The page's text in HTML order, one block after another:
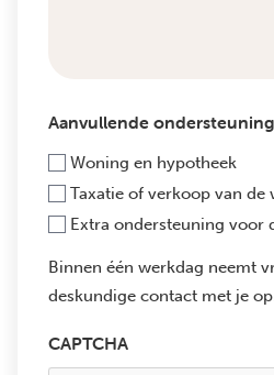
Aanvullende
Woning en hypotheek
Taxatie of verkoop van de
Extra ondersteuning voor
Binnen één werkdag neemt
deskundige contact met je
CAPTCHA